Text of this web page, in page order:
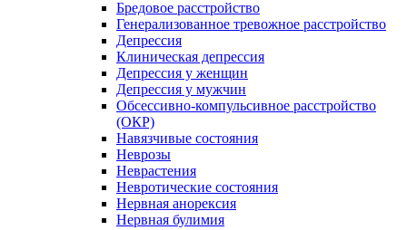
Бредовое расстройство
Генерализованное тревожное расстройство
Депрессия
Клиническая депрессия
Депрессия у женщин
Депрессия у мужчин
Обсессивно-компульсивное расстройство
(ОКР)
Навязчивые состояния
Неврозы
Неврастения
Невротические состояния
Нервная анорексия
Нервная булимия